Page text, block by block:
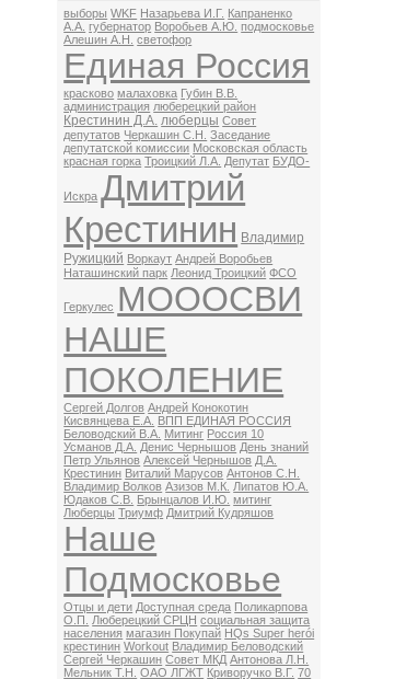
выборы WKF Назарьева И.Г. Капраненко
А.А. губернатор Воробьев А.Ю. подмосковье
Алешин А.Н.
светофор
Единая Россия
красково малаховка Губин В.В.
администрация люберецкий район
Крестинин Д.А. люберцы Совет
депутатов Черкашин С.Н.
Заседание
депутатской комиссии Московская область
красная горка Троицкий Л.А. Депутат БУДО-
Искра Дмитрий
Крестинин Владимир
Ружицкий Воркаут Андрей Воробьев
Наташинский парк Леонид Троицкий ФСО
Геркулес МОООСВИ
НАШЕ
ПОКОЛЕНИЕ
Сергей Долгов Андрей Конокотин
Кисвянцева Е.А. ВПП ЕДИНАЯ РОССИЯ
Беловодский В.А. Митинг Россия 10
Усманов Д.А. Денис Чернышов День знаний
Петр Ульянов Алексей Чернышов Д.А.
Крестинин Виталий Марусов Антонов С.Н.
Владимир Волков Азизов М.К. Липатов Ю.А.
Юдаков С.В. Брынцалов И.Ю. митинг
Люберцы Триумф Дмитрий Кудряшов
Наше
Подмосковье
Отцы и дети Доступная среда Поликарпова
О.П.
Люберецкий СРЦН социальная защита
населения магазин Покупай HQs Super herói
крестинин Workout Владимир Беловодский
Сергей Черкашин Совет МКД Антонова Л.Н.
Мельник Т.Н.
ОАО ЛГЖТ Криворучко В.Г. 70